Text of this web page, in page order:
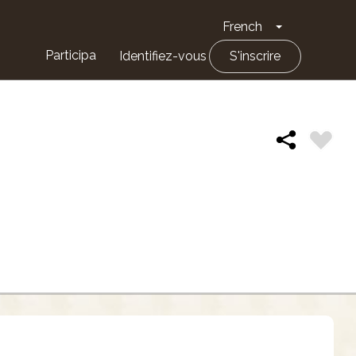
French Toggle
Participa Identifiez-vous S'inscrire